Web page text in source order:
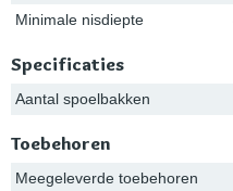
Minimale nisdiepte
Specificaties
Aantal spoelbakken
Toebehoren
Meegeleverde toebehoren